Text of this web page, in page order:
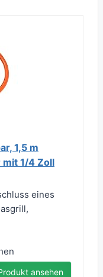
1,5 m
mit 1/4 Zoll
eines
ansehen